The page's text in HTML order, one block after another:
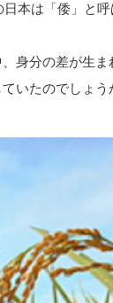
日本は「倭」と
身分の差が生
いたのでしょう